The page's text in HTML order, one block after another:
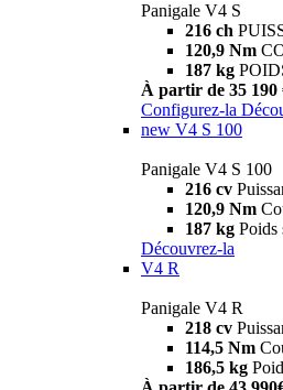
Panigale V4 S
216 ch
120,9 Nm
187 kg
À partir de 35 190
Configurez-la
new V4 S 100
Panigale V4 S 100
216 cv
120,9 Nm
187 kg Poids
Découvrez-la
V4 R
Panigale V4 R
218 cv
114,5 Nm
186,5 kg